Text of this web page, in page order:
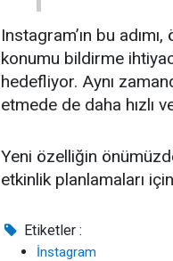
Instagram’ın bu
konumu bildirme
hedefliyor. Aynı
etmede de daha hızlı
Yeni özelliğin
etkinlik planlamaları
Etiketler :
İnstagram